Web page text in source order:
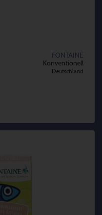
FONTAINE
Konventionell
Deutschland